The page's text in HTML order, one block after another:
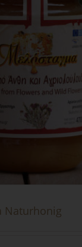
Naturhonig